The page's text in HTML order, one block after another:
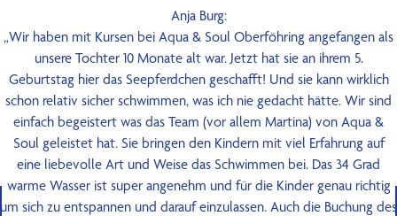
Anja Burg:
„Wir haben mit Kursen bei Aqua & Soul Oberföhring angefangen als
unsere Tochter 10 Monate alt war. Jetzt hat sie an ihrem 5.
Geburtstag hier das Seepferdchen geschafft! Und sie kann wirklich
schon relativ sicher schwimmen, was ich nie gedacht hätte. Wir sind
einfach begeistert was das Team (vor allem Martina) von Aqua &
Soul geleistet hat. Sie bringen den Kindern mit viel Erfahrung auf
eine liebevolle Art und Weise das Schwimmen bei. Das 34 Grad
warme Wasser ist super angenehm und für die Kinder genau richtig
um sich zu entspannen und darauf einzulassen. Auch die Buchung des